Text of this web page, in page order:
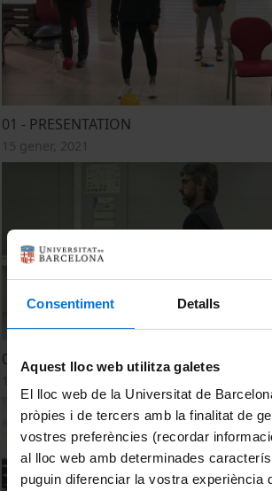
Consentiment Detalls
Aquest lloc web utilitza galetes
El lloc web de la Universitat de
pròpies i de tercers amb la finalitat de
vostres preferències (recordar
al lloc web amb determinades
puguin diferenciar la vostra experiència
01 - PRESENTATION
15 gener, 2021
02 - WARM UP